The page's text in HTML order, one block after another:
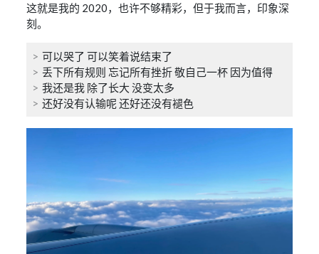
这就是我的 2020，也许不够精彩，但于我而言，印象深
刻。
可以哭了 可以笑着说结束了
丢下所有规则 忘记所有挫折 敬自己一杯 因为值得
我还是我 除了长大 没变太多
还好没有认输呢 还好还没有褪色